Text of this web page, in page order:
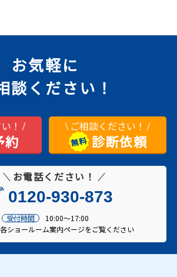
お気軽に
談ください！
！
約
ご相談ください！
診断依頼
お電話ください！
0120-930-873
受付時間
10:00～17:00
各ショールーム案内ページをご覧ください